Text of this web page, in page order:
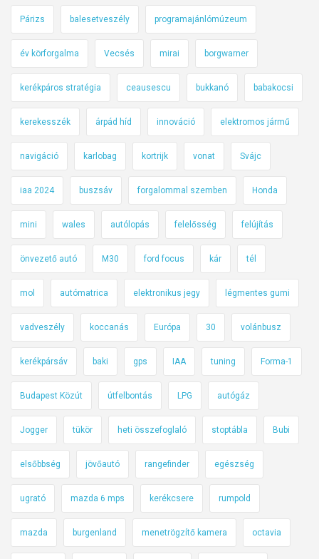
Párizs balesetveszély programajánlómúzeum
év körforgalma Vecsés mirai borgwarner
kerékpáros stratégia ceausescu bukkanó babakocsi
kerekesszék árpád híd innováció elektromos jármű
navigáció karlobag kortrijk vonat Svájc
iaa 2024 buszsáv forgalommal szemben Honda
mini wales autólopás felelősség felújítás
önvezető autó M30 ford focus kár tél
mol autómatrica elektronikus jegy légmentes gumi
vadveszély koccanás Európa 30 volánbusz
kerékpársáv baki gps IAA tuning Forma-1
Budapest Közút útfelbontás LPG autógáz
Jogger tükör heti összefoglaló stoptábla Bubi
elsőbbség jövőautó rangefinder egészség
ugrató mazda 6 mps kerékcsere rumpold
mazda burgenland menetrögzítő kamera octavia